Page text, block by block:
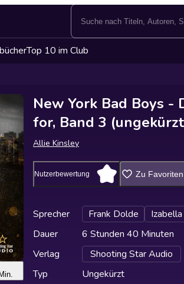
Top 10 im Club
New York Bad Boys -
for, Band 3
Allie Kinsley
Nutzerbewertung Zu
Sprecher Frank Dolde
Dauer
6 Stunden 40 Minuten
Verlag
Shooting Star Audio
Typ
Ungekürzt